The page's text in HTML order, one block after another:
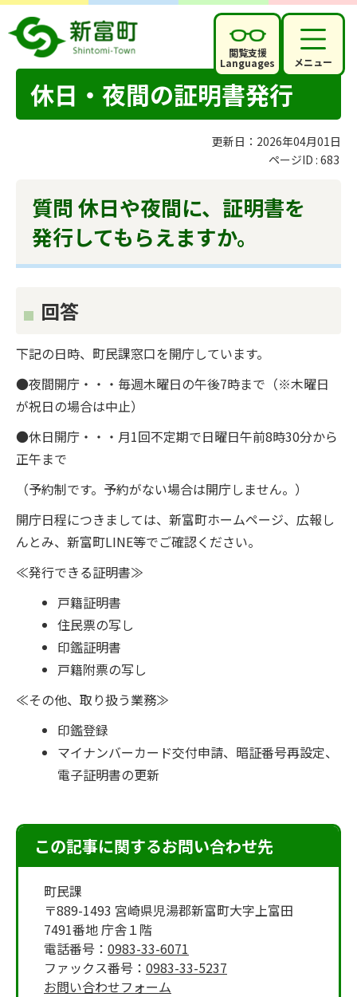
閲覧支援
Languages メニュー
休日・夜間の証明書発行
更新日：2026年04月01日
ページID : 683
質問 休日や夜間に、証明書を
発行してもらえますか。
回答
下記の日時、町民課窓口を開庁しています。
●夜間開庁・・・毎週木曜日の午後7時まで（※木曜日
が祝日の場合は中止）
●休日開庁・・・月1回不定期で日曜日午前8時30分から
正午まで
（予約制です。予約がない場合は開庁しません。）
開庁日程につきましては、新富町ホームページ、広報し
んとみ、新富町LINE等でご確認ください。
≪発行できる証明書≫
戸籍証明書
住民票の写し
印鑑証明書
戸籍附票の写し
≪その他、取り扱う業務≫
印鑑登録
マイナンバーカード交付申請、暗証番号再設定、
電子証明書の更新
この記事に関するお問い合わせ先
町民課
〒889-1493 宮崎県児湯郡新富町大字上富田
7491番地 庁舎１階
電話番号： 0983-33-6071
ファックス番号： 0983-33-5237
お問い合わせフォーム